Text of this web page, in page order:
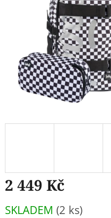
2 449 Kč
cena:
SKLADEM (2 ks)